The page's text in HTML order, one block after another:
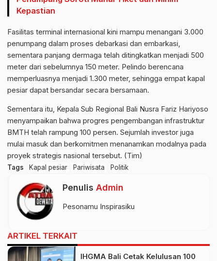
Kepastian
Fasilitas terminal internasional kini mampu menangani 3.000
penumpang dalam proses debarkasi dan embarkasi,
sementara panjang dermaga telah ditingkatkan menjadi 500
meter dari sebelumnya 150 meter. Pelindo berencana
memperluasnya menjadi 1.300 meter, sehingga empat kapal
pesiar dapat bersandar secara bersamaan.
Sementara itu, Kepala Sub Regional Bali Nusra Fariz Hariyoso
menyampaikan bahwa progres pengembangan infrastruktur
BMTH telah rampung 100 persen. Sejumlah investor juga
mulai masuk dan berkomitmen menanamkan modalnya pada
proyek strategis nasional tersebut. (Tim)
Tags Kapal pesiar Pariwisata Politik
Penulis Admin
Pesonamu Inspirasiku
ARTIKEL TERKAIT
IHGMA Bali Cetak Kelulusan 100